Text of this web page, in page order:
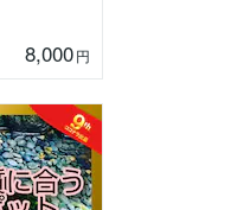
8,000円